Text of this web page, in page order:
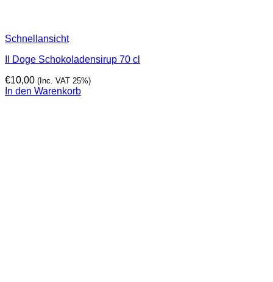
Schnellansicht
Il Doge Schokoladensirup 70 cl
€10,00 (Inc. VAT 25%)
In den Warenkorb